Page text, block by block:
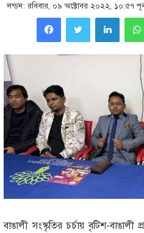
লন্ডন: রবিবার, ০৯ অক্টোবর ২০২২, ১০:৫৭
বাঙালী সংস্কৃতির চর্চায় বৃটিশ-